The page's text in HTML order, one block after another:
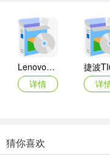
Lenovo联想 Ideapad Z465/Z565系列笔记本 声卡驱动
详情
详
奥睿科PAS3062-2E/PAS3062-2S/PAS3064-2S2E系列扩展卡驱动
猜你喜欢